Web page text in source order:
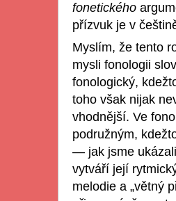
fonetického
přízvuk je v
Myslím, že tento
mysli fonologii
fonologický,
toho však nijak
vhodnější. Ve
podružným,
— jak jsme
vytváří její
melodie a „větný